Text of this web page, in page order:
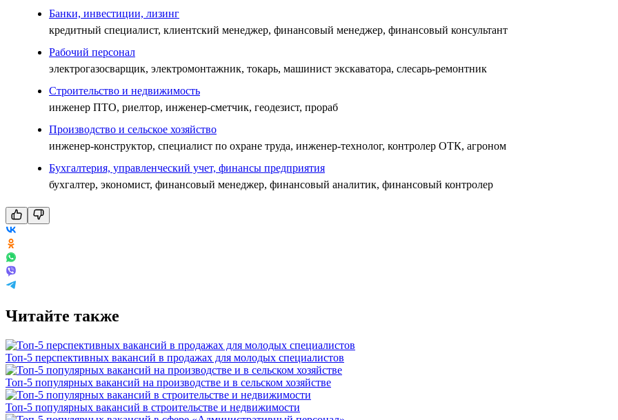
Банки, инвестиции, лизинг
кредитный специалист, клиентский менеджер, финансовый менеджер, финансовый консультант
Рабочий персонал
электрогазосварщик, электромонтажник, токарь, машинист экскаватора, слесарь-ремонтник
Строительство и недвижимость
инженер ПТО, риелтор, инженер-сметчик, геодезист, прораб
Производство и сельское хозяйство
инженер-конструктор, специалист по охране труда, инженер-технолог, контролер ОТК, агроном
Бухгалтерия, управленческий учет, финансы предприятия
бухгалтер, экономист, финансовый менеджер, финансовый аналитик, финансовый контролер
Читайте также
Топ-5 перспективных вакансий в продажах для молодых специалистов
Топ-5 популярных вакансий на производстве и в сельском хозяйстве
Топ-5 популярных вакансий в строительстве и недвижимости